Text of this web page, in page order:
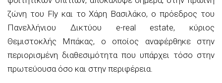
ζώνη του Fly και το Χάρη Βασιλάκο, ο πρόεδρος του
Πανελλήνιου Δικτύου e-real estate, κύριος
Θεμιστοκλής Μπάκας, ο οποίος αναφέρθηκε στην
περιορισμένη διαθεσιμότητα που υπάρχει τόσο στην
πρωτεύουσα όσο και στην περιφέρεια.